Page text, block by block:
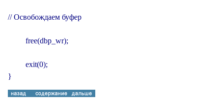
// Освобождаем буфер
         free(dbp_wr);
         exit(0);
}